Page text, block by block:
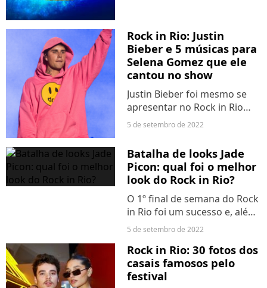
timidez. Então, se você estava
esperando pela segundona...
Rock in Rio: Justin
Bieber e 5 músicas para
Selena Gomez que ele
cantou no show
Justin Bieber foi mesmo se
apresentar no Rock in Rio
2022! Depois de surgirem
que o canadense poderia
cancelar sua apresentação
no festival, o cantor
apareceu...
5 de setembro de 2022
Batalha de looks Jade
Picon: qual foi o melhor
look do Rock in Rio?
O 1º final de semana do Rock
in Rio foi um sucesso e, além
de shows incríveis, a gente
looks dos famosos, que
marcaram presença em
vários dias diferentes. Jade...
5 de setembro de 2022
Rock in Rio: 30 fotos dos
casais famosos pelo
festival